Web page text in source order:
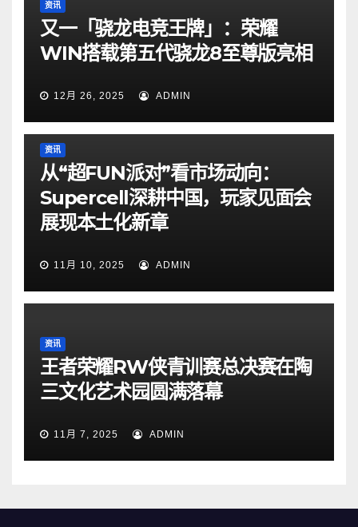
资讯
又一「骁龙电竞王牌」：荣耀
WIN搭载第五代骁龙8至尊版亮相
12月 26, 2025 ADMIN
资讯
从“超FUN派对”看市场动向：
Supercell深耕中国，玩家见面会
展现本土化新章
11月 10, 2025 ADMIN
资讯
王者荣耀RW侠青训赛总决赛在陶
三文化艺术园圆满落幕
11月 7, 2025 ADMIN